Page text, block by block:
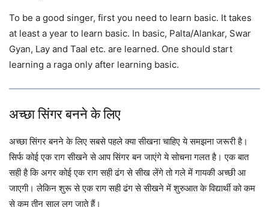
To be a good singer, first you need to learn basic. It takes
at least a year to learn basic. In basic, Palta/Alankar, Swar
Gyan, Lay and Taal etc. are learned. One should start
learning a raga only after learning basic.
अच्छा सिंगर बनने के लिए
अच्छा सिंगर बनने के लिए सबसे पहले क्या सीखना चाहिए ये समझना जरूरी है।
सिर्फ कोई एक राग सीखने से आप सिंगर बन जाएंगे ये सोचना गलत है। एक बात
सही है कि अगर कोई एक राग सही ढंग से सीख लेंगे तो गले में गायकी अच्छी आ
जाएगी। लेकिन शुरू से एक राग सही ढंग से सीखने में शुरुआत के विद्यार्थी को कम
से कम तीन साल लग जाते हैं।